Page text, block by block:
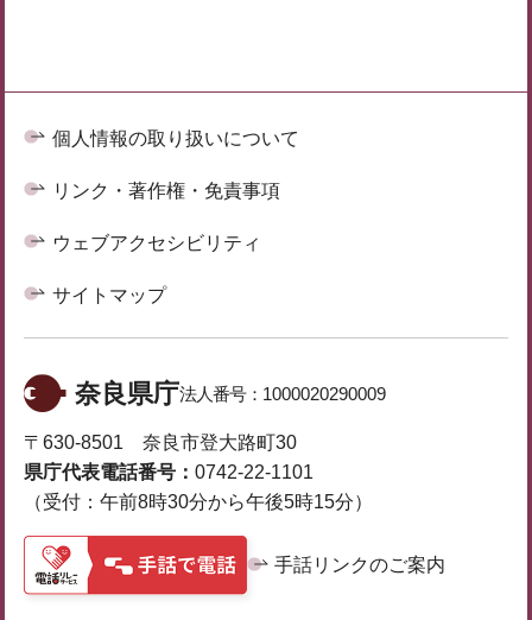
個人情報の取り扱いについて
リンク・著作権・免責事項
ウェブアクセシビリティ
サイトマップ
奈良県庁法人番号： 1000020290009
〒630-8501 奈良市登大路町30
県庁代表電話番号： 0742-22-1101
（受付：午前8時30分から午後5時15分）
手話リンクのご案内